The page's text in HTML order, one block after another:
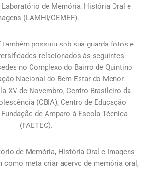
de Memória, História Oral e
(LAMHI/CEMEF).
possuiu sob sua guarda fotos e
relacionados às seguintes
no Complexo do Bairro de Quintino
Nacional do Bem Estar do Menor
XV de Novembro, Centro Brasileiro da
(CBIA), Centro de Educação
Fundação de Amparo à Escola Técnica
(FAETEC).
Memória, História Oral e Imagens
como meta criar acervo de memória oral,